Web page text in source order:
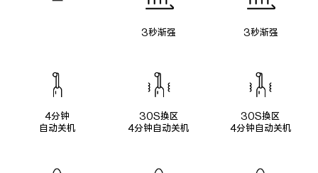
3秒渐强 3秒渐强
4分钟
自动关机
30S换区
4分钟自动关机
30S换区
4分钟自动关机